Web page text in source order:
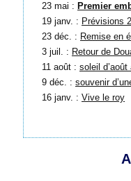
23 mai : Premier
19 janv. : Prévisions
23 déc. : Remise en
3 juil. : Retour de
11 août : soleil
9 déc. : souvenir
16 janv. : Vive le roy